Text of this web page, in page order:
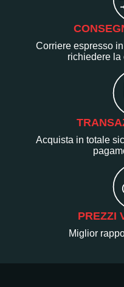
Corriere espresso
richiedere la
Acquista in totale
PREZZI
Miglior